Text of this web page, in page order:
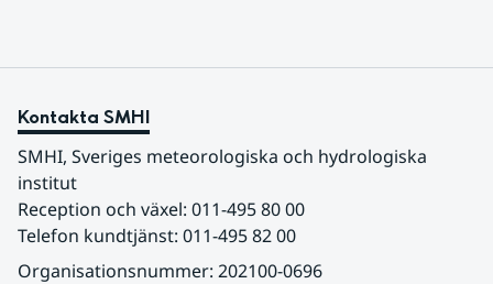
Kontakta SMHI
SMHI, Sveriges meteorologiska och hydrologiska
institut
Reception och växel: 011-495 80 00
Telefon kundtjänst: 011-495 82 00
Organisationsnummer: 202100-0696